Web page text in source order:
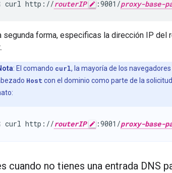
curl http://routerIP :9001/proxy-base-
segunda forma, especificas la dirección IP
: El comando curl, la mayoría de los
Host con el dominio como parte de la
curl http://routerIP :9001/proxy-base-
cuando no tienes una entrada DNS